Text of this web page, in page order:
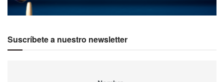
Suscríbete a nuestro newsletter